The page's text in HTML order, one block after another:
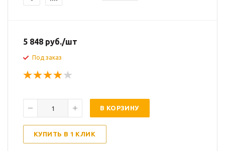
5 848 руб./шт
Под заказ
В КОРЗИНУ
КУПИТЬ В 1 КЛИК